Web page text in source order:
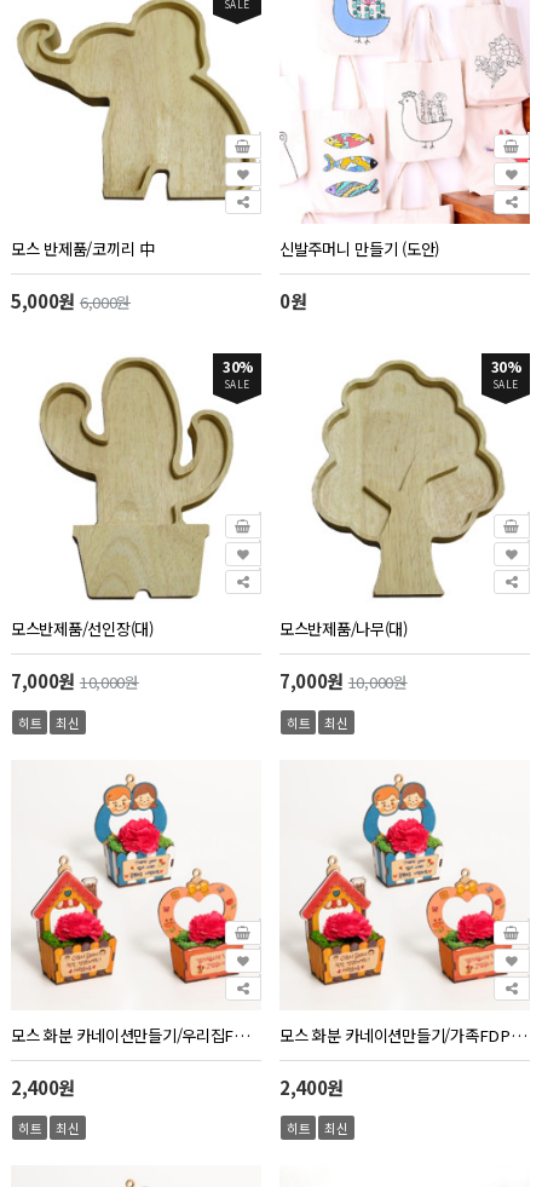
SALE
모스 반제품/코끼리 中
5,000원 6,000원
신발주머니 만들기 (도안)
0원
30%
SALE
모스반제품/선인장(대)
7,000원 10,000원
히트 최신
30%
SALE
모스반제품/나무(대)
7,000원10,000원
히트 최신
모스 화분 카네이션만들기/우리집FDPWD0463
2,400원
히트 최신
모스 화분 카네이션만들기/가족FDPWD0462
2,400원
히트 최신